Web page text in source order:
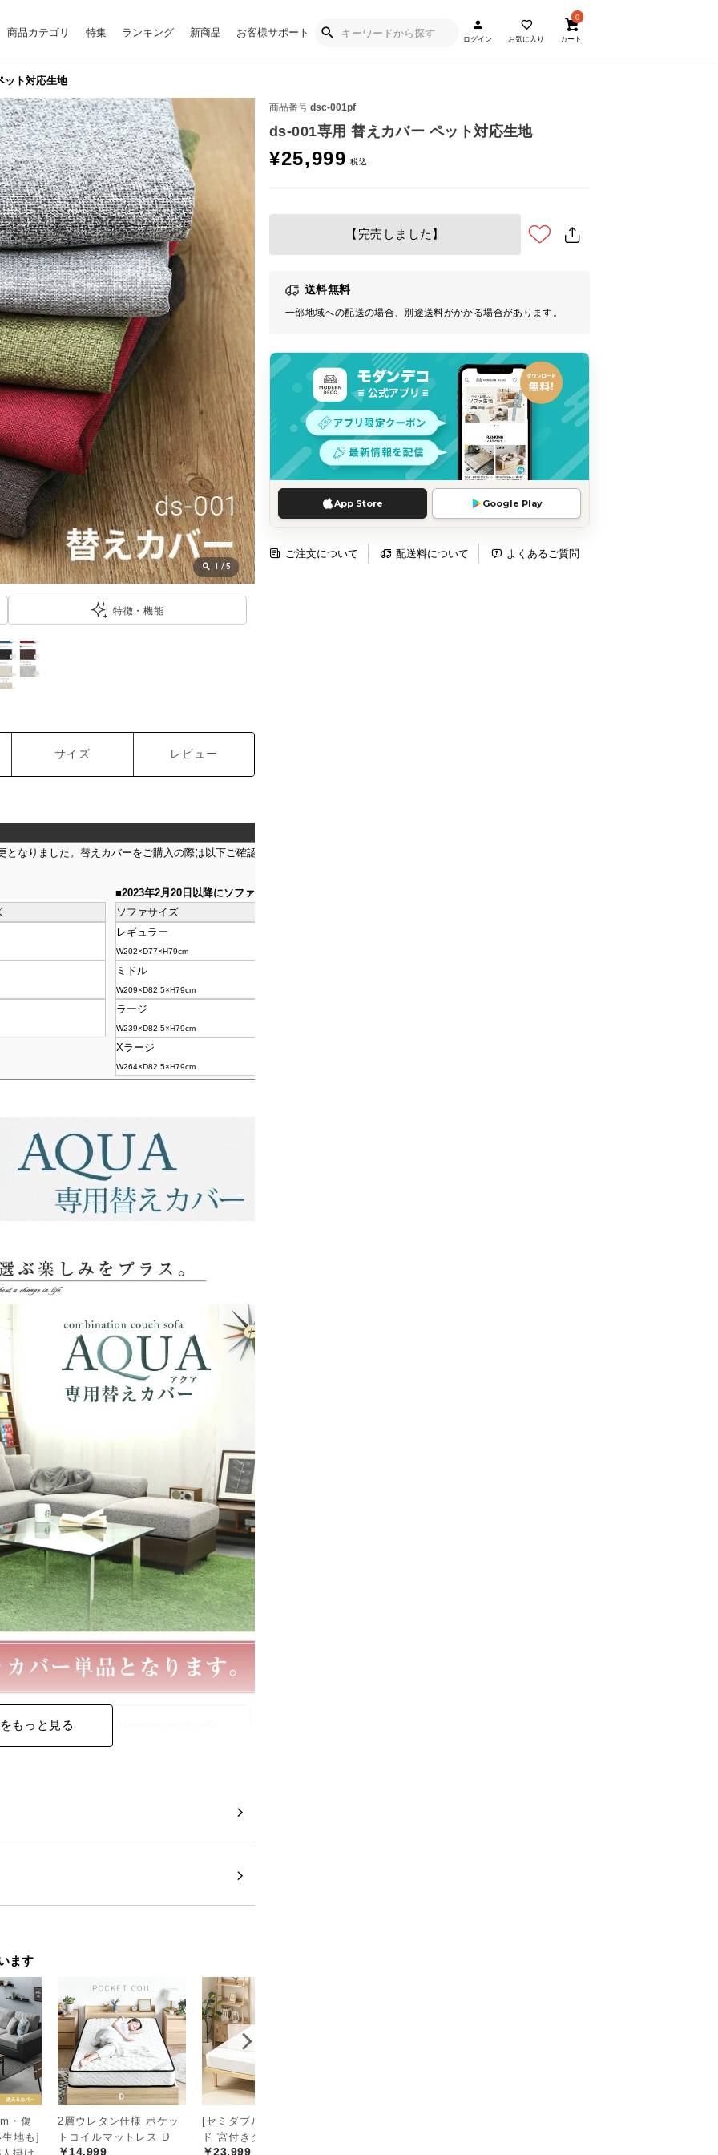
商品カテゴリ 特集 ランキング 新商品 お客様サポート
ログイン お気に入り
0
カート
ット対応生地
商品番号 dsc-001pf
ds-001専用 替えカバー ペット対応生地
¥25,999
【完売しました】
送料無料
一部地域への配送の場合、別途送料がかかる場合があります。
App Store Google Play
ご注文について 配送料について よくあるご質問
1 /5
特徴・機能
サイズ レビュー
なりました。替えカバーをご購入の際は以下ご確認の上ご購入ください。
■2023年2月20日以降にソファご購入の場合
ソファサイズ
レギュラー
W202×D77×H79cm
ミドル
W209×D82.5×H79cm
ラージ
W239×D82.5×H79cm
Xラージ
W264×D82.5×H79cm
もっと見る
ます
・傷
地も]
2層ウレタン仕様 ポケッ
トコイルマットレス D
￥14,999
[セミダブル] すのこベッ
ド 宮付きタイプ
￥23,999